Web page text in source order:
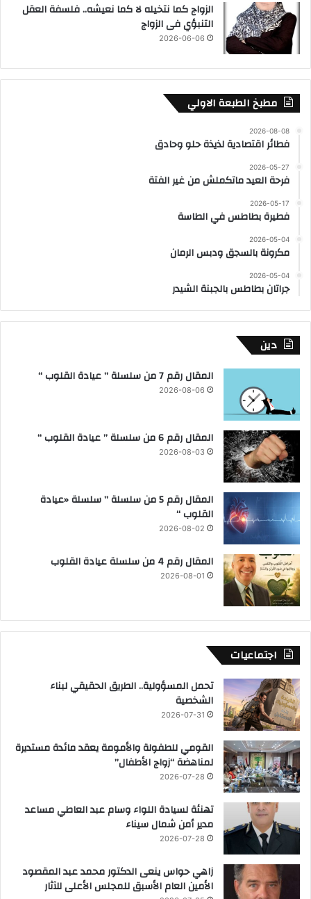
الزواج كما نتخيله لا كما نعيشه.. فلسفة العقل
التنبؤي فى الزواج
2026-06-06
مطبخ الطبعة الاولي
2026-08-08
فطائر اقتصادية لذيذة حلو وحادق
2026-05-27
فرحة العيد ماتكملش من غير الفتة
2026-05-17
فطيرة بطاطس في الطاسة
2026-05-04
مكرونة بالسجق ودبس الرمان
2026-05-04
جراتان بطاطس بالجبنة الشيدر
دين
المقال رقم 7 من سلسلة ” عيادة القلوب “
2026-08-06
المقال رقم 6 من سلسلة ” عيادة القلوب “
2026-08-03
المقال رقم 5 من سلسلة ” سلسلة «عيادة
القلوب “
2026-08-02
المقال رقم 4 من سلسلة عيادة القلوب
2026-08-01
اجتماعيات
تحمل المسؤولية.. الطريق الحقيقي لبناء
الشخصية
2026-07-31
القومي للطفولة والأمومة يعقد مائدة مستديرة
لمناهضة “زواج الأطفال”
2026-07-28
تهنئة لسيادة اللواء وسام عبد العاطي مساعد
مدير أمن شمال سيناء
2026-07-28
زاهي حواس ينعى الدكتور محمد عبد المقصود
الأمين العام الأسبق للمجلس الأعلى للآثار